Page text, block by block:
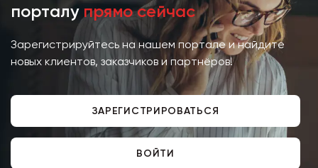
порталу прямо сейчас
Зарегистрируйтесь на нашем портале и найдите
новых клиентов, заказчиков и партнёров!
ЗАРЕГИСТРИРОВАТЬСЯ
ВОЙТИ